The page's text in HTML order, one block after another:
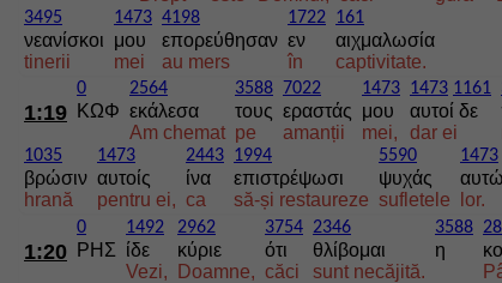
3495
νεανίσκοι
tinerii
1473
μου
mei
4198
επορεύθησαν
au mers
1722
εν
în
161
αιχμαλωσία
captivitate.
1:19
0
ΚΩΦ
2564
εκάλεσα
Am chemat
3588
τους
pe
7022
εραστάς
amanții
1473
μου
mei,
1473 1161
αυτοί δε
dar ei
1035
βρώσιν
hrană
1473
αυτοίς
pentru ei,
2443
ίνα
ca
1994
επιστρέψωσι
să-și restaureze
5590
ψυχάς
sufletele
1473
lor.
1:20
0
ΡΗΣ
1492
ίδε
Vezi,
2962
κύριε
Doamne,
3754
ότι
căci
2346
θλίβομαι
sunt necăjită.
3588
η